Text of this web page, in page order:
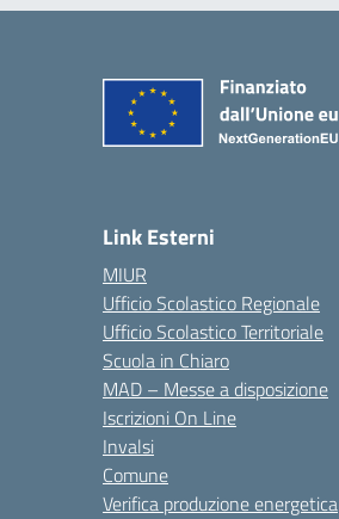
Link Esterni
MIUR
Ufficio Scolastico Regionale
Ufficio Scolastico Territoriale
Scuola in Chiaro
MAD – Messe a disposizione
Iscrizioni On Line
Invalsi
Comune
Verifica produzione energetica